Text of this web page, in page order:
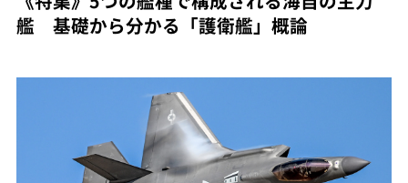
艦 基礎から分かる「護衛艦」概論